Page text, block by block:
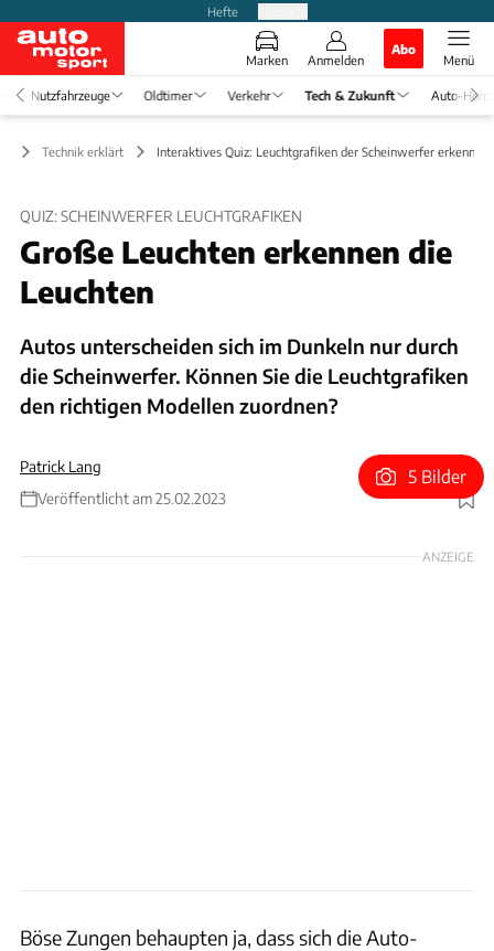
Hefte
Marken Anmelden
Abo
Menü
Nutzfahrzeuge Oldtimer Verkehr Tech & Zukunft Auto-
Technik erklärt Interaktives Quiz: Leuchtgrafiken der Scheinwerfer erkennen
QUIZ: SCHEINWERFER LEUCHTGRAFIKEN
Große Leuchten erkennen die
Leuchten
Autos unterscheiden sich im Dunkeln nur durch
die Scheinwerfer. Können Sie die Leuchtgrafiken
den richtigen Modellen zuordnen?
Patrick Lang
Veröffentlicht am 25.02.2023
Foto: Patrick Lang / Malte Buls
5 Bilder
ANZEIGE
Böse Zungen behaupten ja, dass sich die Auto-